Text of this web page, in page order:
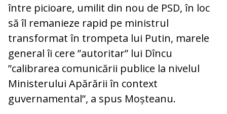
între picioare, umilit din nou de PSD, în loc
să îl remanieze rapid pe ministrul
transformat în trompeta lui Putin, marele
general îi cere ”autoritar” lui Dîncu
”calibrarea comunicării publice la nivelul
Ministerului Apărării în context
guvernamental”, a spus Moșteanu.